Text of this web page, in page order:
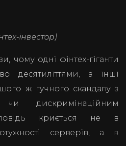
інвестор)
чому одні фінтех-гіганти
десятиліттями, а інші
ж гучного скандалу з
дискримінаційним
криється не в
серверів, а в